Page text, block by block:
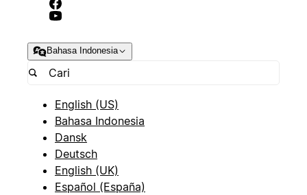
Bahasa Indonesia
English (US)
Bahasa Indonesia
Dansk
Deutsch
English (UK)
Español (España)